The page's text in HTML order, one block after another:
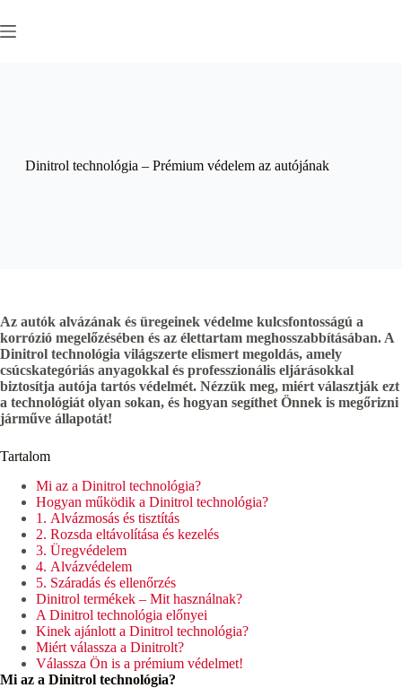
to
content
Dinitrol technológia – Prémium védelem az autójának
Az autók alvázának és üregeinek védelme kulcsfontosságú a
korrózió megelőzésében és az élettartam meghosszabbításában. A
Dinitrol technológia világszerte elismert megoldás, amely
csúcskategóriás anyagokkal és professzionális eljárásokkal
biztosítja autója tartós védelmét. Nézzük meg, miért választják ezt
a technológiát olyan sokan, és hogyan segíthet Önnek is megőrizni
járműve állapotát!
Tartalom
Mi az a Dinitrol technológia?
Hogyan működik a Dinitrol technológia?
1. Alvázmosás és tisztítás
2. Rozsda eltávolítása és kezelés
3. Üregvédelem
4. Alvázvédelem
5. Száradás és ellenőrzés
Dinitrol termékek – Mit használnak?
A Dinitrol technológia előnyei
Kinek ajánlott a Dinitrol technológia?
Miért válassza a Dinitrolt?
Válassza Ön is a prémium védelmet!
Mi az a Dinitrol technológia?